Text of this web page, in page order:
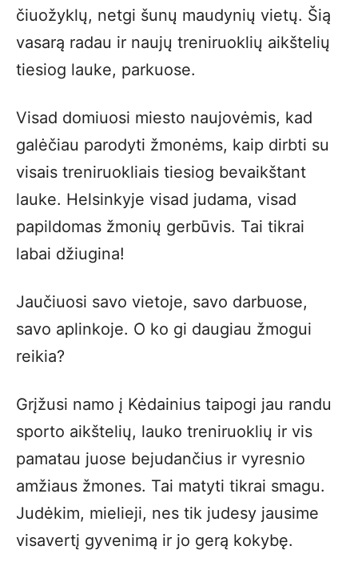
čiuožyklų, netgi šunų maudynių vietų. Šią
vasarą radau ir naujų treniruoklių aikštelių
tiesiog lauke, parkuose.
Visad domiuosi miesto naujovėmis, kad
galėčiau parodyti žmonėms, kaip dirbti su
visais treniruokliais tiesiog bevaikštant
lauke. Helsinkyje visad judama, visad
papildomas žmonių gerbūvis. Tai tikrai
labai džiugina!
Jaučiuosi savo vietoje, savo darbuose,
savo aplinkoje. O ko gi daugiau žmogui
reikia?
Grįžusi namo į Kėdainius taipogi jau randu
sporto aikštelių, lauko treniruoklių ir vis
pamatau juose bejudančius ir vyresnio
amžiaus žmones. Tai matyti tikrai smagu.
Judėkim, mielieji, nes tik judesy jausime
visavertį gyvenimą ir jo gerą kokybę.